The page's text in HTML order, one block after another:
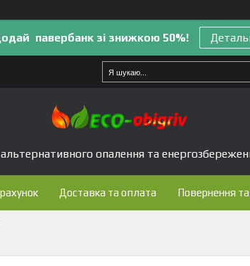
павербанк зі знижкою 50%!
опалення та
Доставка та оплата Повернення та